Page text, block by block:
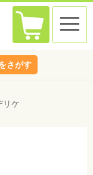
toggle
さがす
リケ